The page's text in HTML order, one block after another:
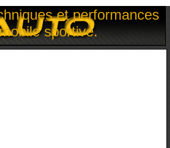
et performances
sportive.